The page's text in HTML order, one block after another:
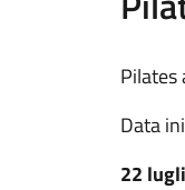
Data
22